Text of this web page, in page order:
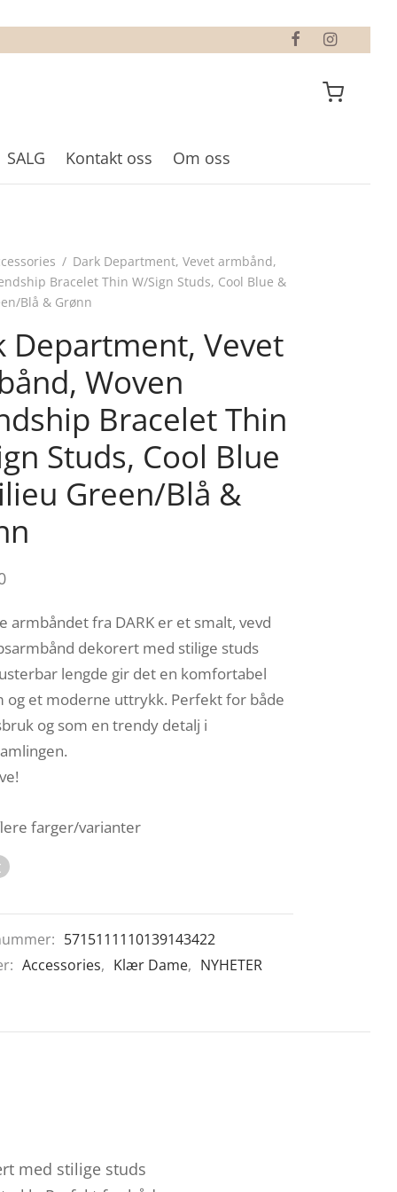
SALG Kontakt oss Om oss
/ Dark Department, Vevet armbånd,
Bracelet Thin W/Sign Studs, Cool Blue &
Blå & Grønn
Department, Vevet
Woven
Bracelet Thin
Studs, Cool Blue
Green/Blå &
armbåndet fra DARK er et smalt, vevd
dekorert med stilige studs
lengde gir det en komfortabel
og et moderne uttrykk. Perfekt for både
og som en trendy detalj i
farger/varianter
5715111110139143422
Accessories, Klær Dame, NYHETER
med stilige studs